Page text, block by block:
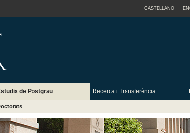
CASTELLANO
de Postgrau Recerca i Transferència